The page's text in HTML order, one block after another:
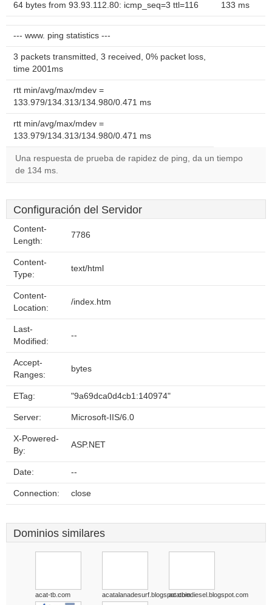
64 bytes from 93.93.112.80: icmp_seq=3 ttl=116 133 ms
--- www. ping statistics ---
3 packets transmitted, 3 received, 0% packet loss,
time 2001ms
rtt min/avg/max/mdev =
133.979/134.313/134.980/0.471 ms
rtt min/avg/max/mdev =
133.979/134.313/134.980/0.471 ms
Una respuesta de prueba de rapidez de ping, da un tiempo
de 134 ms.
Configuración del Servidor
Content-
Length:
7786
Content-
Type:
text/html
Content-
Location:
/index.htm
Last-
Modified:
--
Accept-
Ranges:
bytes
ETag: "9a69dca0d4cb1:140974"
Server: Microsoft-IIS/6.0
X-Powered-
By:
ASP.NET
Date: --
Connection: close
Dominios similares
acat-tb.com acatalanadesurf.blogspot.comacatbiodiesel.blogspot.com